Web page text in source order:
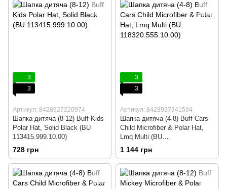
3
3
Артикул: 8428927220974
Шапка дитяча (8-12) Buff Kids
Polar Hat, Solid Black (BU
113415.999.10.00)
728 грн
3
3
Артикул: 8428927341594
Шапка дитяча (4-8) Buff Cars
Child Microfiber & Polar Hat,
Lmq Multi (BU
118320.555.10.00)
1 144 грн